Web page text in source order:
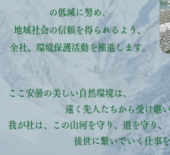
の低減に努め、
地域社会の信頼を得られるよう、
全社、環境保護活動を推進します。
ここ安曇の美しい自然環境は、
遠く先人たちから受け継
我が社は、この山河を守り、道を守り、
後世に繋いでいく仕事